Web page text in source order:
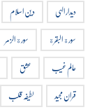
دیدار الہی
دین اسلام
سورة البقرة
سورة الزمر
عالم غیب
عشق
قران مجید
لطیفہ قلب